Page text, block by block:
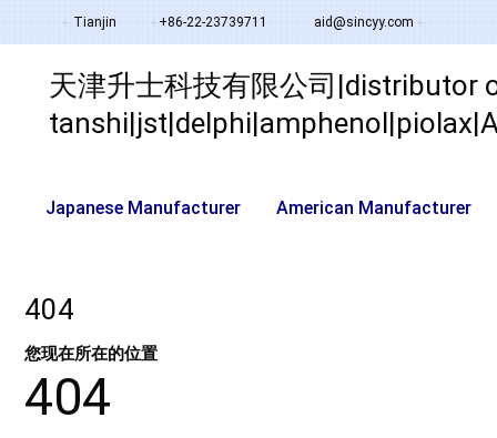
Tianjin +86-22-23739711 aid@sincyy.com
天津升士科技有限公司|distributor
Japanese Manufacturer American Manufacturer
404
您现在所在的位置
404